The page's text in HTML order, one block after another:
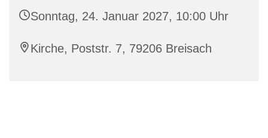
Sonntag, 24. Januar 2027, 10:00 Uhr
Kirche, Poststr. 7, 79206 Breisach